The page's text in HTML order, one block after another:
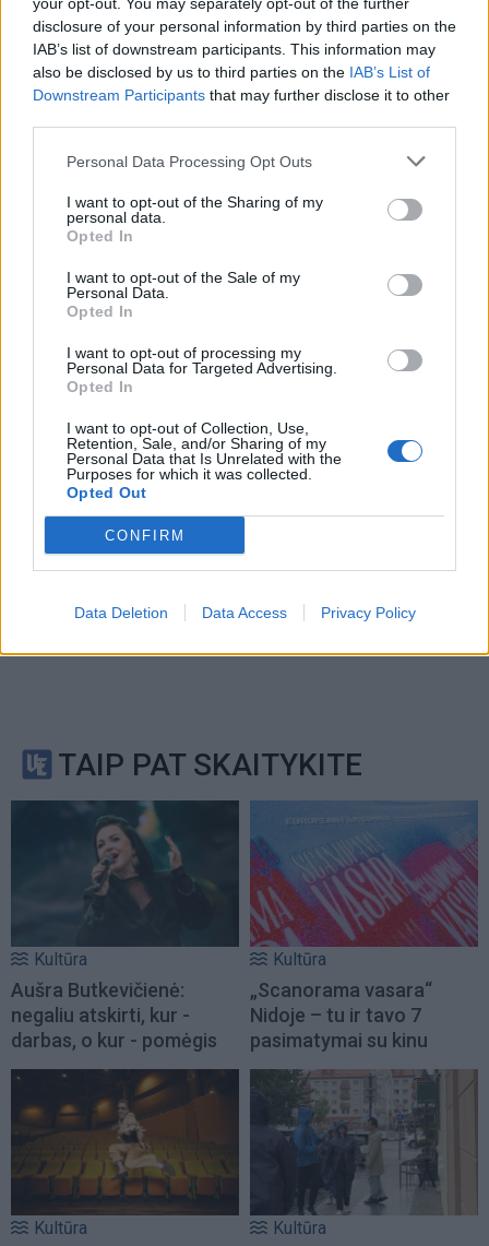
disclosure of your personal information by third parties on the
IAB’s list of downstream participants. This information may
also be disclosed by us to third parties on the IAB’s List of
Downstream Participants that may further disclose it to other
Personal Data Processing Opt Outs
I want to opt-out of the Sharing of my
personal data.
Opted In
I want to opt-out of the Sale of my
Personal Data.
Opted In
I want to opt-out of processing my
Personal Data for Targeted Advertising.
Opted In
I want to opt-out of Collection, Use,
Retention, Sale, and/or Sharing of my
Personal Data that Is Unrelated with the
Purposes for which it was collected.
Opted Out
CONFIRM
Data Deletion Data Access Privacy Policy
Komentaras
Sutinku su taisyklėmis
This site is protected by
Privacy Policy
Serviceapply.
TAIP PAT SKAITYKITE
Kultūra
Aušra Butkevičienė:
negaliu atskirti, kur -
darbas, o kur - pomėgis
Kultūra
„Scanorama vasara“
Nidoje – tu ir tavo 7
pasimatymai su kinu
Kultūra Kultūra